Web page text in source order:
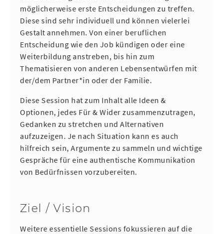
möglicherweise erste Entscheidungen zu treffen.
Diese sind sehr individuell und können vielerlei
Gestalt annehmen. Von einer beruflichen
Entscheidung wie den Job kündigen oder eine
Weiterbildung anstreben, bis hin zum
Thematisieren von anderen Lebensentwürfen mit
der/dem Partner*in oder der Familie.
Diese Session hat zum Inhalt alle Ideen &
Optionen, jedes Für & Wider zusammenzutragen,
Gedanken zu stretchen und Alternativen
aufzuzeigen. Je nach Situation kann es auch
hilfreich sein, Argumente zu sammeln und wichtige
Gespräche für eine authentische Kommunikation
von Bedürfnissen vorzubereiten.
Ziel / Vision
Weitere essentielle Sessions fokussieren auf die